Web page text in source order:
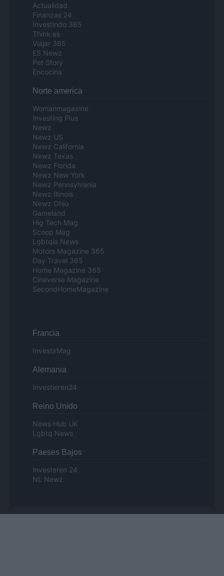
Actualidad
Finanzas 24
Investindo 365
Think.es
Viajar 365
ES Newz
Pet Story
Encocina
Norte america
Womanmagazine
Investing Plus
Newz
Newz US
Newz California
Newz Texas
Newz Florida
Newz New York
Newz Pennsylvania
Newz Illinois
Newz Ohio
Gameland
Hig Tech Mag
Scoop Mag
Lgbtqia News
Motors Magazine 365
Day Travel 365
Home Magazine 365
Cineverse Magazine
SecondHomeMagazine
Francia
InvestirMag
Alemania
Investieren24
Reino Unido
News Hub UK
Lgbtq News
Paeses Bajos
Investeren 24
NL Newz